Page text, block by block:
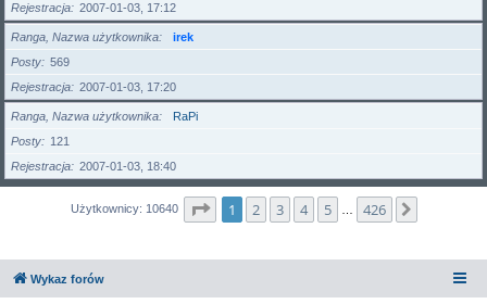
Rejestracja
2007-01-03, 17:12
Ranga, Nazwa użytkownika
irek
Posty
569
Rejestracja
2007-01-03, 17:20
Ranga, Nazwa użytkownika
RaPi
Posty
121
Rejestracja
2007-01-03, 18:40
Użytkownicy: 10640 Strona1 z426
1 2 3 4 5 426
Wykaz forów